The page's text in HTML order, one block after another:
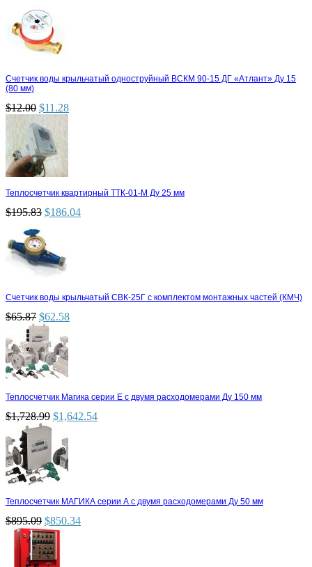
Счетчик воды крыльчатый одноструйный ВСКМ 90-15 ДГ «Атлант» Ду 15
(80 мм)
$12.00 $11.28
Теплосчетчик квартирный ТТК-01-М Ду 25 мм
$195.83 $186.04
Счетчик воды крыльчатый СВК-25Г с комплектом монтажных частей (КМЧ)
$65.87 $62.58
Теплосчетчик Магика серии Е с двумя расходомерами Ду 150 мм
$1,728.99 $1,642.54
Теплосчетчик МАГИКА серии А с двумя расходомерами Ду 50 мм
$895.09 $850.34